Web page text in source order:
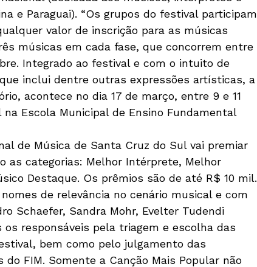
e Paraguai). “Os grupos do festival participam
valor de inscrição para as músicas
músicas em cada fase, que concorrem entre
Integrado ao festival e com o intuito de
inclui dentre outras expressões artísticas, a
acontece no dia 17 de março, entre 9 e 11
Escola Municipal de Ensino Fundamental
de Música de Santa Cruz do Sul vai premiar
as categorias: Melhor Intérprete, Melhor
Destaque. Os prêmios são de até R$ 10 mil.
de relevância no cenário musical e com
Schaefer, Sandra Mohr, Evelter Tudendi
os responsáveis pela triagem e escolha das
bem como pelo julgamento das
FIM. Somente a Canção Mais Popular não